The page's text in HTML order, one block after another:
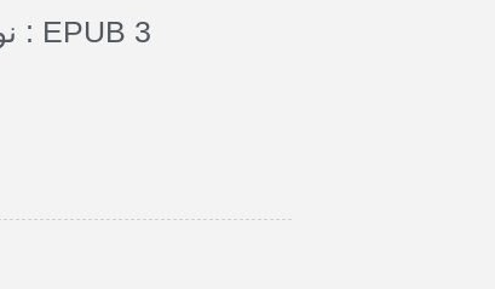
نوع الملف : EPUB 3